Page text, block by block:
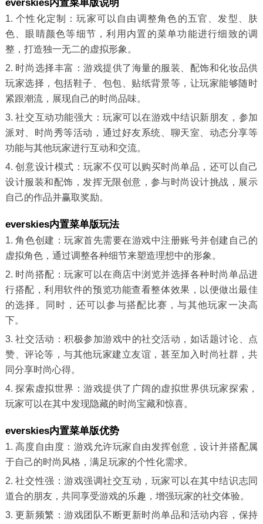
everskies内置菜单版说明
1. 个性化定制：玩家可以自由调整角色的五官、发型、肤
色、眼睛颜色等细节，利用内置的菜单功能进行细致的调
整，打造独一无二的虚拟形象。
2. 时尚选择丰富：游戏提供了海量的服装、配饰和化妆品供
玩家选择，包括鞋子、包包、贴纸背景等，让玩家能够随时
紧跟潮流，展现自己的时尚品味。
3. 社交互动功能强大：玩家可以在游戏中结识新朋友，参加
派对、时尚秀等活动，通过好友系统、聊天室、动态分享等
功能与其他玩家进行互动和交流。
4. 创意设计模式：玩家不仅可以购买时尚单品，还可以自己
设计服装和配饰，发挥无限创意，参与时尚设计挑战，展示
自己的作品并赢取奖励。
everskies内置菜单版玩法
1. 角色创建：玩家首先需要在游戏中注册账号并创建自己的
虚拟角色，通过调整各种细节来塑造理想中的形象。
2. 时尚搭配：玩家可以在商店中浏览并选择各种时尚单品进
行搭配，利用软件的预览功能查看整体效果，以便做出最佳
的选择。同时，还可以参与搭配比赛，与其他玩家一决高
下。
3. 社交活动：积极参加游戏中的社交活动，如话题讨论、点
赞、评论等，与其他玩家建立友谊，甚至加入时尚社群，共
同分享时尚心得。
4. 探索虚拟世界：游戏提供了广阔的虚拟世界供玩家探索，
玩家可以在其中发现隐藏的时尚宝藏和惊喜。
everskies内置菜单版优势
1. 高度自由度：游戏允许玩家自由发挥创意，设计并搭配属
于自己的时尚风格，满足玩家的个性化需求。
2. 社交性强：游戏强调社交互动，玩家可以在其中结识志同
道合的朋友，共同享受游戏的乐趣，增强玩家的社交体验。
3. 更新频繁：游戏团队不断更新时尚单品和活动内容，保持